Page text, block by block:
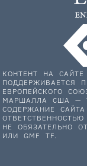
КОНТЕНТ НА САЙТЕ
ПОДДЕРЖИВАЕТСЯ
ЕВРОПЕЙСКОГО
МАРШАЛЛА США —
СОДЕРЖАНИЕ
НЕ ОБЯЗАТЕЛЬНО
ИЛИ GMF TF.